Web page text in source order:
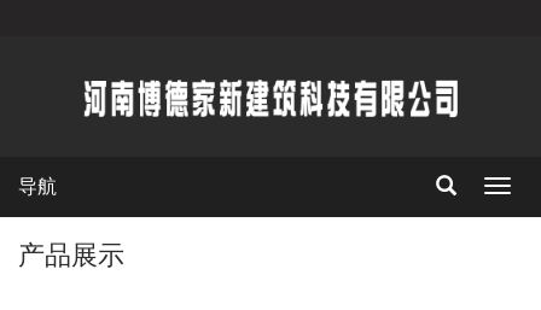
切
导航
产品展示